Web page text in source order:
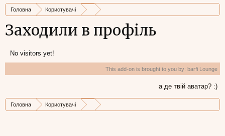
Головна Користувачі
Заходили в профіль
No visitors yet!
This add-on is brought to you by: barfi Lounge
а де твій аватар? :)
Головна Користувачі